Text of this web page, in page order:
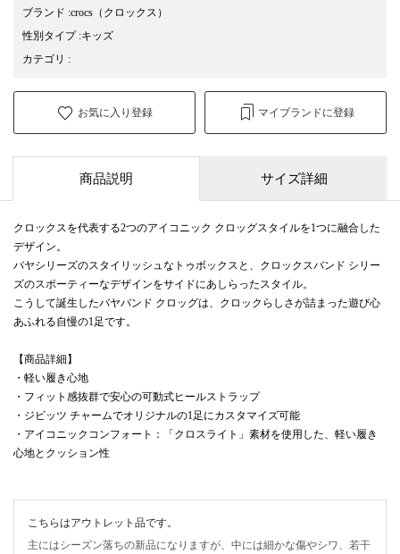
ブランド :crocs （クロックス）
性別タイプ:キッズ
カテゴリ :
お気に入り登録 マイブランドに登録
商品説明 サイズ詳細
クロックスを代表する2つのアイコニック クロッグスタイルを1つに融合した
デザイン。
バヤシリーズのスタイリッシュなトゥボックスと、クロックスバンド シリー
ズのスポーティーなデザインをサイドにあしらったスタイル。
こうして誕生したバヤバンド クロッグは、クロックらしさが詰まった遊び心
あふれる自慢の1足です。
【商品詳細】
・軽い履き心地
・フィット感抜群で安心の可動式ヒールストラップ
・ジビッツ チャームでオリジナルの1足にカスタマイズ可能
・アイコニックコンフォート：「クロスライト」素材を使用した、軽い履き
心地とクッション性
こちらはアウトレット品です。
主にはシーズン落ちの新品になりますが、中には細かな傷やシワ、若干